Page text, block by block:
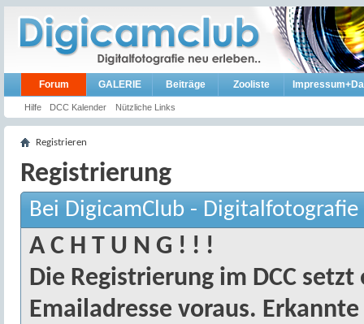
Forum
Hilfe DCC Kalender Nützliche Links
GALERIE Beiträge Zooliste
Registrieren
Registrierung
Bei DigicamClub -
A C H T U N G ! ! !
Die Registrierung im DCC
Emailadresse voraus.